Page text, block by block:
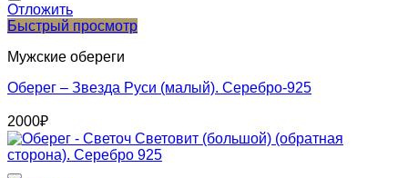
Отложить
Быстрый просмотр
Мужские обереги
Оберег – Звезда Руси (малый). Серебро-925
2000₽